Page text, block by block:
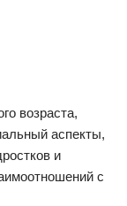
возраста,
аспекты,
и
с